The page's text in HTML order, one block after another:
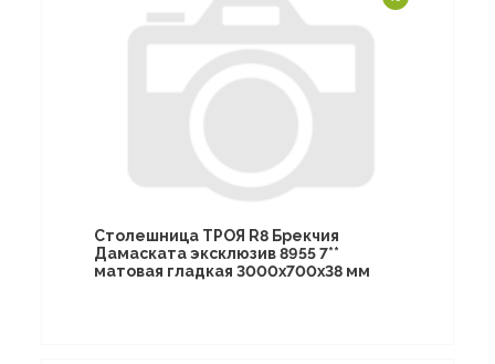
Столешница ТРОЯ R8 Брекчия
Дамаската эксклюзив 8955 7**
матовая гладкая 3000х700х38 мм